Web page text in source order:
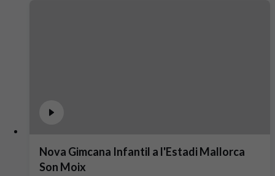
Nova Gimcana Infantil a l'Estadi Mallorca
Son Moix